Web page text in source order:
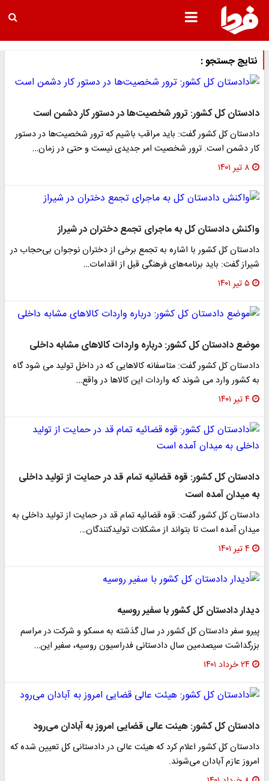
نتایج جستجو :
دادستان کل کشور: ترور شخصیت‌ها در دستور کار دشمن است
دادستان کل کشور گفت: باید مراقب باشیم که ترور شخصیت‌ها در دستور
کار دشمن است. ترور شخصیت امر جدیدی نیست و حتی در زمان…
۸ تیر ۱۴۰۱
واکنش دادستان کل به ماجرای تجمع دختران در شیراز
دادستان کل کشور با اشاره به تجمع برخی از دختران نوجوان بی‌حجاب در
شیراز گفت: باید برنامه‌های فرهنگی قبل از اقدامات…
۵ تیر ۱۴۰۱
موضع دادستان کل کشور: درباره واردات کالاهای مشابه داخلی
دادستان کل کشور گفت: متاسفانه کالاهایی که در داخل تولید می شود گاه
به کشور وارد می شوند که واردات این کالاها در واقع…
۴ تیر ۱۴۰۱
دادستان کل کشور: قوه قضائیه تمام قد در حمایت از تولید داخلی
به میدان آمده است
دادستان کل کشور گفت: قوه قضائیه تمام قد در حمایت از تولید داخلی به
میدان آمده است تا بتواند از مشکلات تولیدکنندگان…
۴ تیر ۱۴۰۱
دیدار دادستان کل کشور با سفیر روسیه
پیرو سفر دادستان کل کشور در سال گذشته به مسکو و شرکت در مراسم
بزرگداشت سیصدمین سال دادستانی فدراسیون روسیه، سفیر این…
۲۴ خرداد ۱۴۰۱
دادستان کل کشور: هیئت عالی قضایی امروز به آبادان می‌رود
دادستان کل کشور اعلام کرد که هیئت عالی در دادستانی کل تعیین شده که
امروز عازم آبادان می‌شوند.